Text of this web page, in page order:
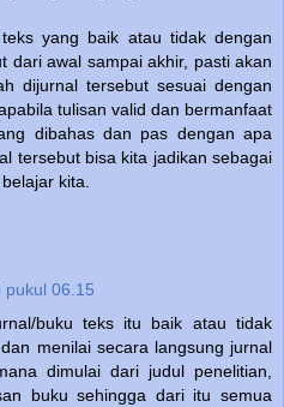
yang baik atau tidak dengan
dari awal sampai akhir, pasti akan
dijurnal tersebut sesuai dengan
tulisan valid dan bermanfaat
dibahas dan pas dengan apa
tersebut bisa kita jadikan sebagai
kita.
pukul 06.15
buku teks itu baik atau tidak
menilai secara langsung jurnal
dimulai dari judul penelitian,
buku sehingga dari itu semua